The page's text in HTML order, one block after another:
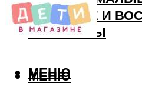
РАЗВИТИЕ И
ВИТАМИНЫ
МЕНЮ
МЕНЮ